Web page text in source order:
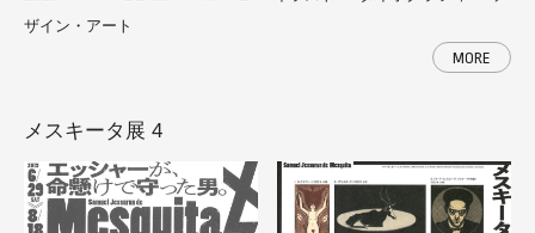
ザイン・アート
MORE
メスキータ展 4